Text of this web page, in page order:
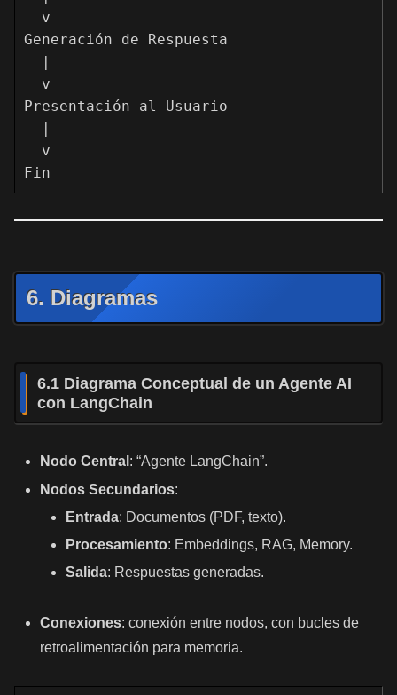
Generación de Respuesta
Presentación al Usuario
6. Diagramas
6.1 Diagrama Conceptual de un Agente AI
con LangChain
Nodo Central : “Agente LangChain”.
Nodos Secundarios:
Entrada: Documentos (PDF, texto).
Procesamiento: Embeddings, RAG, Memory.
Salida: Respuestas generadas.
Conexiones: conexión entre nodos, con bucles de
retroalimentación para memoria.